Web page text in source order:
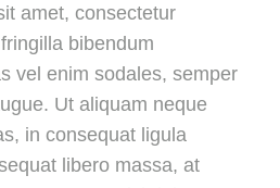
amet, consectetur
bibendum
vel enim sodales, semper
Ut aliquam neque
in consequat ligula
libero massa, at